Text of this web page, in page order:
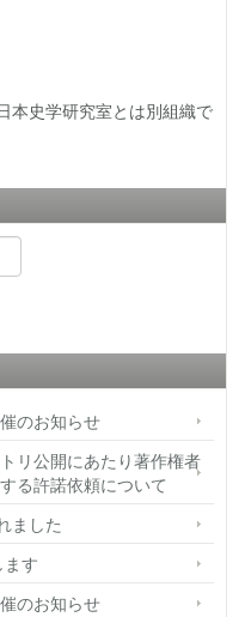
本史学研究室とは別組織で
のお知らせ
リ公開にあたり著作権者
る許諾依頼について
ました
す
のお知らせ